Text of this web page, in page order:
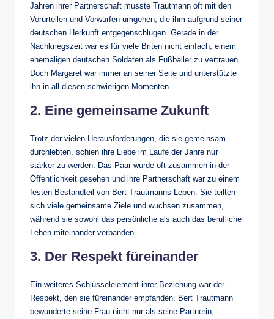
Jahren ihrer Partnerschaft musste Trautmann oft mit den
Vorurteilen und Vorwürfen umgehen, die ihm aufgrund seiner
deutschen Herkunft entgegenschlugen. Gerade in der
Nachkriegszeit war es für viele Briten nicht einfach, einem
ehemaligen deutschen Soldaten als Fußballer zu vertrauen.
Doch Margaret war immer an seiner Seite und unterstützte
ihn in all diesen schwierigen Momenten.
2. Eine gemeinsame Zukunft
Trotz der vielen Herausforderungen, die sie gemeinsam
durchlebten, schien ihre Liebe im Laufe der Jahre nur
stärker zu werden. Das Paar wurde oft zusammen in der
Öffentlichkeit gesehen und ihre Partnerschaft war zu einem
festen Bestandteil von Bert Trautmanns Leben. Sie teilten
sich viele gemeinsame Ziele und wuchsen zusammen,
während sie sowohl das persönliche als auch das berufliche
Leben miteinander verbanden.
3. Der Respekt füreinander
Ein weiteres Schlüsselelement ihrer Beziehung war der
Respekt, den sie füreinander empfanden. Bert Trautmann
bewunderte seine Frau nicht nur als seine Partnerin,